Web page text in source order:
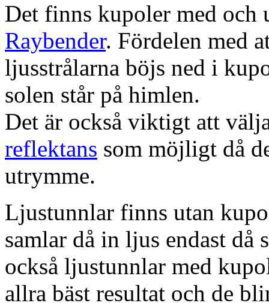
Det finns kupoler med och
Raybender. Fördelen med
ljusstrålarna böjs ned i
solen står på himlen.
Det är också viktigt att
reflektans som möjligt då
utrymme.
Ljustunnlar finns utan
samlar då in ljus endast då
också ljustunnlar med
allra bäst resultat och de